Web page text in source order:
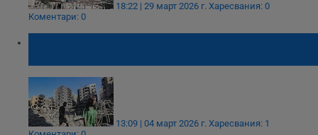
18:22 | 29 март 2026 г. Харесвания: 0
Коментари: 0
13:09 | 04 март 2026 г. Харесвания: 1